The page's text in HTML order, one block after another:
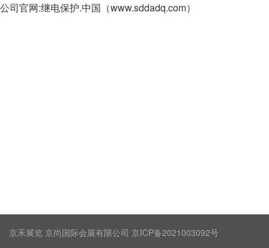
公司官网 :继电保护.中国（www.sddadq.com）
京禾展览 京尚国际会展有限公司 京ICP备2021003092号